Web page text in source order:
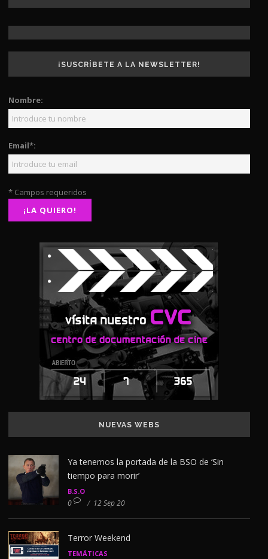
¡SUSCRÍBETE A LA NEWSLETTER!
Nombre:
Email*:
* Campos requeridos
NUEVAS WEBS
Ya tenemos la portada de la BSO de ‘Sin
tiempo para morir’
B.S.O
0 / 12 Sep 20
Terror Weekend
TEMÁTICAS